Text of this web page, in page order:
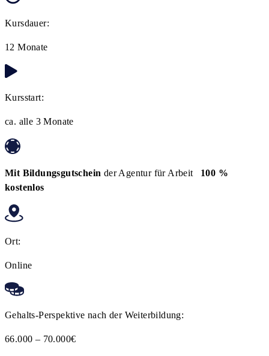
Kursdauer:
12 Monate
Kursstart:
ca. alle 3 Monate
Mit Bildungsgutschein der Agentur für Arbeit
100 %
kostenlos
Ort:
Online
Gehalts-Perspektive nach der Weiterbildung:
66.000 – 70.000€